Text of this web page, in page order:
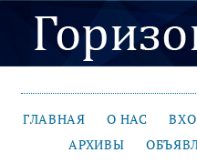
ГЛАВНАЯ О НАС
АРХИВЫ